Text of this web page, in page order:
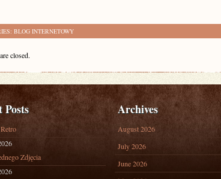
BLOG INTERNETOWY
closed.
Posts
Zdjęcia
Archives
August 2026
July 2026
June 2026